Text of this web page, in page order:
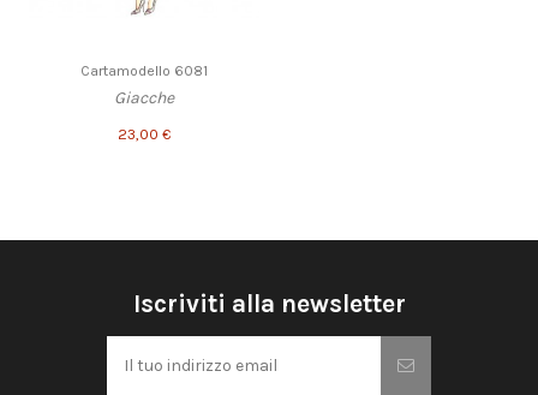
Cartamodello 6081
Giacche
23,00 €
Iscriviti alla newsletter